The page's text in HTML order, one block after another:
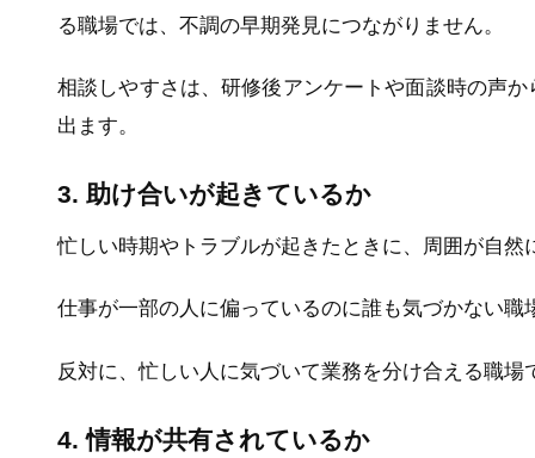
る職場では、不調の早期発見につながりません。
相談しやすさは、研修後アンケートや面談時の声
出ます。
3. 助け合いが起きているか
忙しい時期やトラブルが起きたときに、周囲が自
仕事が一部の人に偏っているのに誰も気づかない
反対に、忙しい人に気づいて業務を分け合える職
4. 情報が共有されているか